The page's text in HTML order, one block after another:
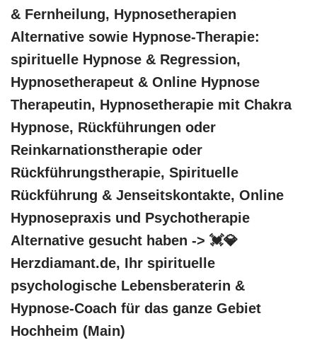
& Fernheilung, Hypnosetherapien
Alternative sowie Hypnose-Therapie:
spirituelle Hypnose & Regression,
Hypnosetherapeut & Online Hypnose
Therapeutin, Hypnosetherapie mit Chakra
Hypnose, Rückführungen oder
Reinkarnationstherapie oder
Rückführungstherapie, Spirituelle
Rückführung & Jenseitskontakte, Online
Hypnosepraxis und Psychotherapie
Alternative gesucht haben -> 💓️💎
Herzdiamant.de, Ihr spirituelle
psychologische Lebensberaterin &
Hypnose-Coach für das ganze Gebiet
Hochheim (Main)